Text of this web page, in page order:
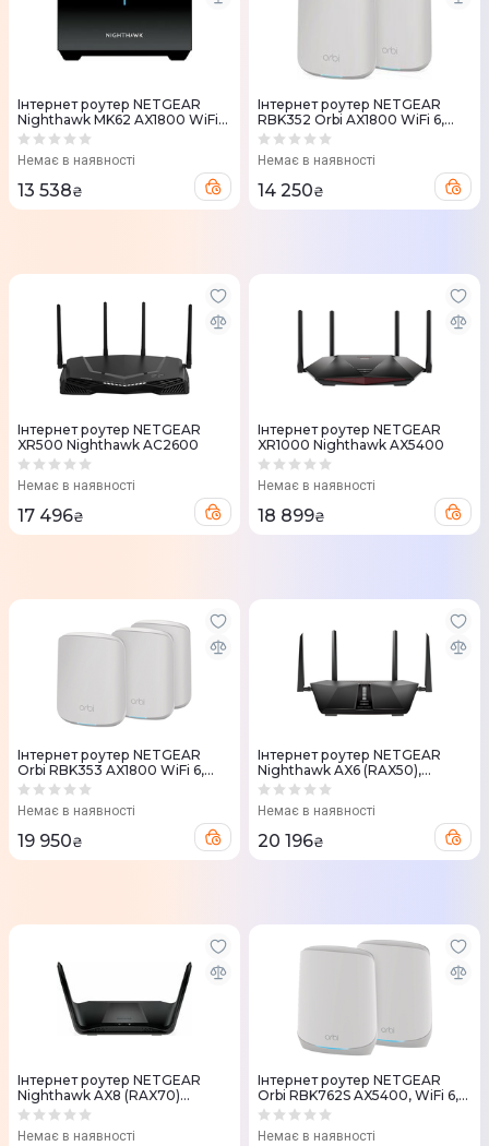
Iнтернет роутер NETGEAR
Nighthawk MK62 AX1800 WiFi
6, MESH (2шт.)
Немає в наявності
13 538₴
Iнтернет роутер NETGEAR
RBK352 Orbi AX1800 WiFi 6,
MESH (2шт.)
Немає в наявності
14 250₴
Iнтернет роутер NETGEAR
XR500 Nighthawk AC2600
Немає в наявності
17 496₴
Інтернет роутер NETGEAR
XR1000 Nighthawk AX5400
Немає в наявності
18 899₴
Iнтернет роутер NETGEAR
Orbi RBK353 AX1800 WiFi 6,
MESH (3шт.)
Немає в наявності
19 950₴
Iнтернет роутер NETGEAR
Nighthawk AX6 (RAX50),
AX5400 WiFi 6
Немає в наявності
20 196₴
Iнтернет роутер NETGEAR
Nighthawk AX8 (RAX70)
AX6600 WiFi 6
Немає в наявності
Iнтернет роутер NETGEAR
Orbi RBK762S AX5400, WiFi 6,
MESH (2шт.)
Немає в наявності